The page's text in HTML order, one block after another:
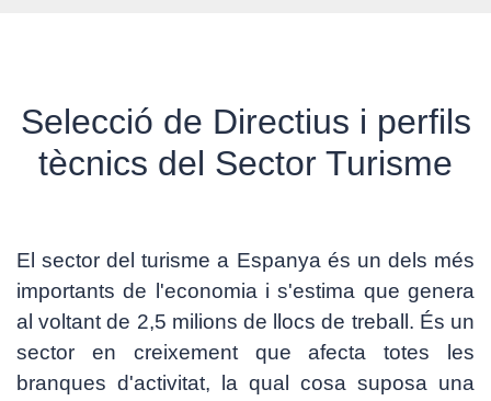
Selecció de Directius i perfils
tècnics del Sector Turisme
El sector del turisme a Espanya és un dels més
importants de l'economia i s'estima que genera
al voltant de 2,5 milions de llocs de treball. És un
sector en creixement que afecta totes les
branques d'activitat, la qual cosa suposa una